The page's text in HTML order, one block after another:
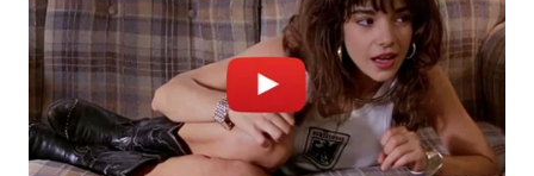
WN
TAPANULI
UTARA
WN